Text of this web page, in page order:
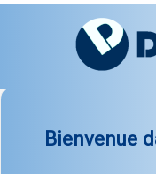
Bienvenue